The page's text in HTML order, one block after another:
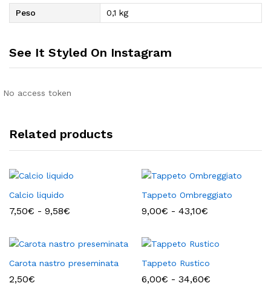
Peso 0,1 kg
See It Styled On Instagram
No access token
Related products
Calcio liquido
7,50€ - 9,58€
7,50€
9,58€
Tappeto Ombreggiato
9,00€ - 43,10€
da
9,00€
43,10€
Carota nastro preseminata
2,50€
Tappeto Rustico
6,00€ - 34,60€